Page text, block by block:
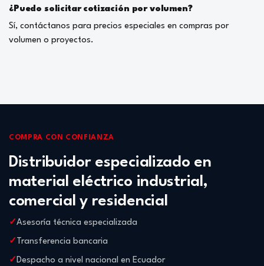
¿Puedo solicitar cotización por volumen?
Sí, contáctanos para precios especiales en compras por
volumen o proyectos.
COMPRA CON CONFIANZA
Distribuidor especializado en
material eléctrico industrial,
comercial y residencial
Asesoría técnica especializada
Transferencia bancaria
Despacho a nivel nacional en Ecuador